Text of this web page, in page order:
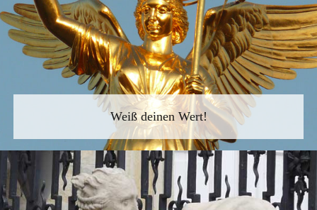
Weiß deinen Wert!